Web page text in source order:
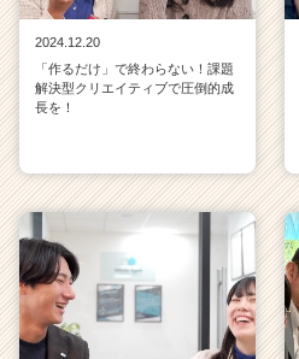
2024.12.20
「作るだけ」で終わらない！課題
解決型クリエイティブで圧倒的成
長を！